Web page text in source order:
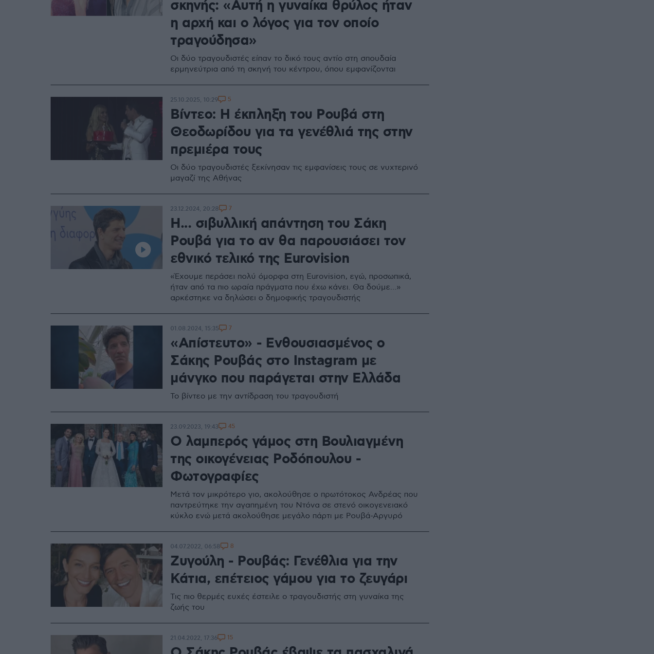
σκηνής: «Αυτή η γυναίκα θρύλος ήταν
η αρχή και ο λόγος για τον οποίο
τραγούδησα»
Οι δύο τραγουδιστές είπαν το δικό τους αντίο στη σπουδαία
ερμηνεύτρια από τη σκηνή του κέντρου, όπου εμφανίζονται
Βίντεο: Η έκπληξη του Ρουβά στη
Θεοδωρίδου για τα γενέθλιά της στην
πρεμιέρα τους
Οι δύο τραγουδιστές ξεκίνησαν τις εμφανίσεις τους σε νυχτερινό
μαγαζί της Αθήνας
25.10.2025, 10:29 5
Η... σιβυλλική απάντηση του Σάκη
Ρουβά για το αν θα παρουσιάσει τον
εθνικό τελικό της Eurovision
«Έχουμε περάσει πολύ όμορφα στη Eurovision, εγώ, προσωπικά,
ήταν από τα πιο ωραία πράγματα που έχω κάνει. Θα δούμε…»
αρκέστηκε να δηλώσει ο δημοφικής τραγουδιστής
23.12.2024, 20:28 7
«Απίστευτο» - Ενθουσιασμένος ο
Σάκης Ρουβάς στο Instagram με
μάνγκο που παράγεται στην Ελλάδα
Το βίντεο με την αντίδραση του τραγουδιστή
01.08.2024, 15:35 7
Ο λαμπερός γάμος στη Βουλιαγμένη
της οικογένειας Ροδόπουλου -
Φωτογραφίες
Μετά τον μικρότερο γιο, ακολούθησε ο πρωτότοκος Ανδρέας που
παντρεύτηκε την αγαπημένη του Ντόνα σε στενό οικογενειακό
κύκλο ενώ μετά ακολούθησε μεγάλο πάρτι με Ρουβά-Αργυρό
23.09.2023, 19:43 45
Ζυγούλη - Ρουβάς: Γενέθλια για την
Κάτια, επέτειος γάμου για το ζευγάρι
Τις πιο θερμές ευχές έστειλε ο τραγουδιστής στη γυναίκα της
ζωής του
04.07.2022, 06:58 8
21.04.2022, 17:36 15